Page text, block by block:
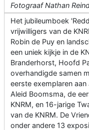
Fotograaf Nathan
Het jubileumboek
vrijwilligers van de
Robin de Puy en
een uniek kijkje in de
Branderhorst, Hoofd
overhandigde samen
eerste exemplaren
Aleid Boomsma, de
KNRM, en 16-jarige
van de KNRM. De
onder andere 13